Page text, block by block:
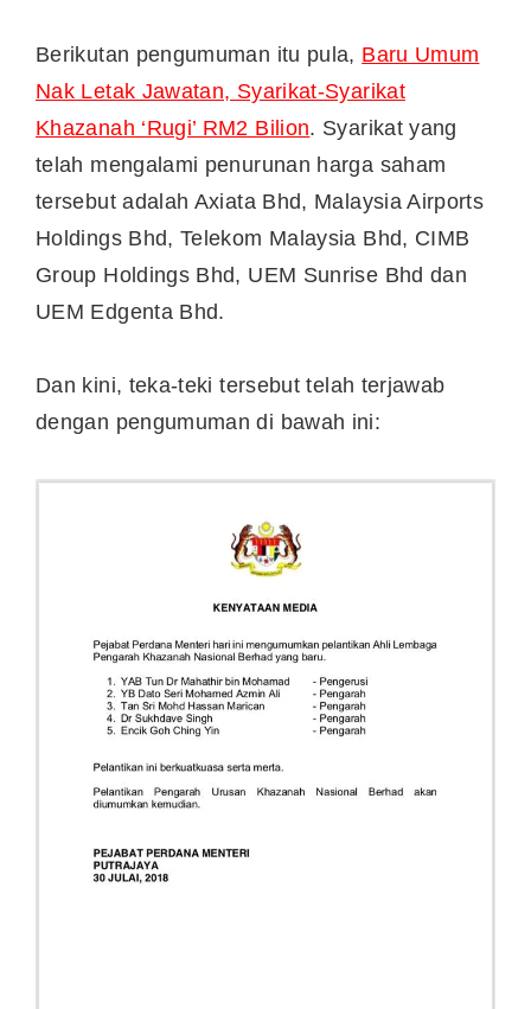
Berikutan pengumuman itu pula, Baru Umum
Nak Letak Jawatan, Syarikat-Syarikat
Khazanah ‘Rugi’ RM2 Bilion. Syarikat yang
telah mengalami penurunan harga saham
tersebut adalah Axiata Bhd, Malaysia Airports
Holdings Bhd, Telekom Malaysia Bhd, CIMB
Group Holdings Bhd, UEM Sunrise Bhd dan
UEM Edgenta Bhd.
Dan kini, teka-teki tersebut telah terjawab
dengan pengumuman di bawah ini: